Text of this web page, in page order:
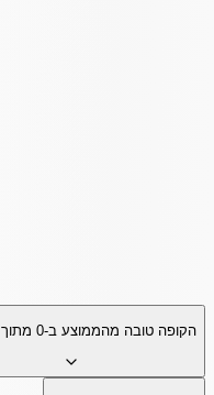
הקופה טובה מהממוצע ב-0 מתוך